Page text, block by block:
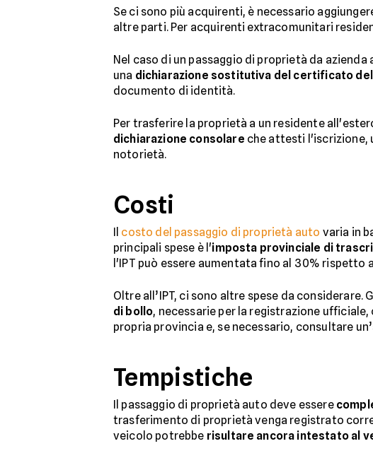
Se ci sono più acquirenti, è necessario
altre parti. Per acquirenti extracomunitari
Nel caso di un passaggio di proprietà da
una dichiarazione sostitutiva del certificato
documento di identità.
Per trasferire la proprietà a un residente
dichiarazione consolare che attesti l'iscrizione,
notorietà.
Costi
Il costo del passaggio di proprietà auto varia in
principali spese è l'imposta provinciale di
l'IPT può essere aumentata fino al 30% rispetto
Oltre all’IPT, ci sono altre spese da considerare.
di bollo, necessarie per la registrazione
propria provincia e, se necessario, consultare
Tempistiche
Il passaggio di proprietà auto deve essere
trasferimento di proprietà venga registrato
veicolo potrebbe risultare ancora intestato al